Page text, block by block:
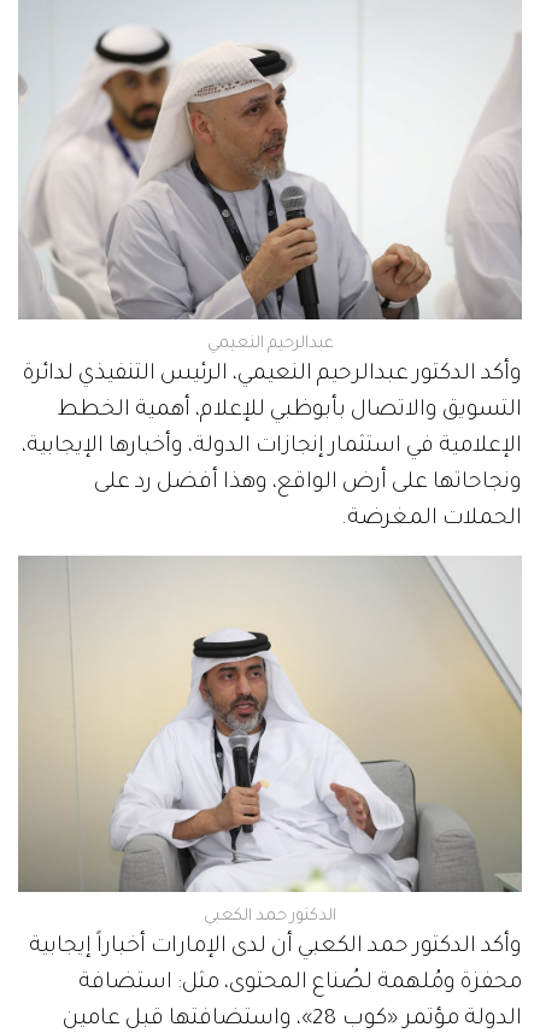
عبدالرحيم النعيمي
وأكد الدكتور عبدالرحيم النعيمي، الرئيس التنفيذي لدائرة
التسويق والاتصال بأبوظبي للإعلام، أهمية الخطط
الإعلامية في استثمار إنجازات الدولة، وأخبارها الإيجابية،
ونجاحاتها على أرض الواقع، وهذا أفضل رد على
الحملات المغرضة.
الدكتور حمد الكعبي
وأكد الدكتور حمد الكعبي أن لدى الإمارات أخباراً إيجابية
محفزة ومُلهمة لصُناع المحتوى، مثل: استضافة
الدولة مؤتمر «كوب 28»، واستضافتها قبل عامين